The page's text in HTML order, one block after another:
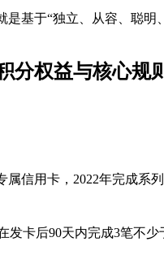
是基于“独立、从容、聪
分权益与核心规
属信用卡，2022年完成系
发卡后90天内完成3笔不